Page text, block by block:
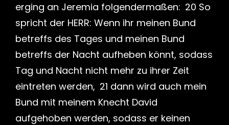
erging an Jeremia folgendermaßen: 20 So
spricht der HERR: Wenn ihr meinen Bund
betreffs des Tages und meinen Bund
betreffs der Nacht aufheben könnt, sodass
Tag und Nacht nicht mehr zu ihrer Zeit
eintreten werden, 21 dann wird auch mein
Bund mit meinem Knecht David
aufgehoben werden, sodass er keinen